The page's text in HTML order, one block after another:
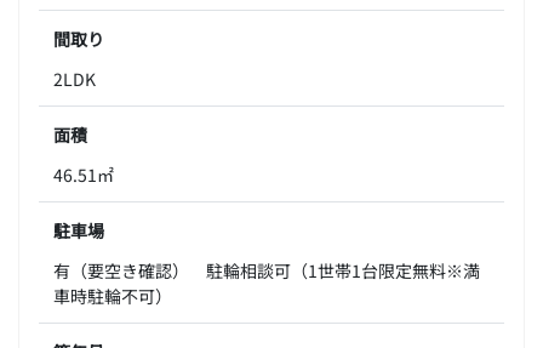
間取り
2LDK
面積
46.51㎡
駐車場
有（要空き確認） 駐輪相談可（1世帯1台限定無料※満
車時駐輪不可）